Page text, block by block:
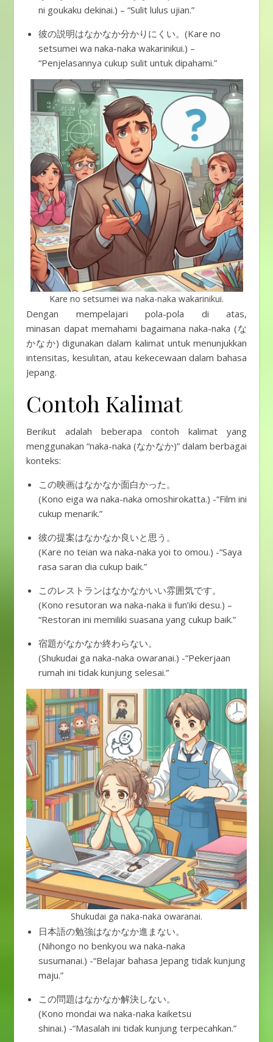
ni goukaku dekinai.) – “Sulit lulus ujian.”
彼の説明はなかなか分かりにくい。(Kare no
setsumei wa naka-naka wakarinikui.) –
“Penjelasannya cukup sulit untuk dipahami.”
Kare no setsumei wa naka-naka wakarinikui.
Dengan mempelajari pola-pola di atas,
minasan dapat memahami bagaimana naka-naka (な
かなか) digunakan dalam kalimat untuk menunjukkan
intensitas, kesulitan, atau kekecewaan dalam bahasa
Jepang.
Contoh Kalimat
Berikut adalah beberapa contoh kalimat yang
menggunakan “naka-naka (なかなか)” dalam berbagai
konteks:
この映画はなかなか面白かった。
(Kono eiga wa naka-naka omoshirokatta.) -“Film ini
cukup menarik.”
彼の提案はなかなか良いと思う。
(Kare no teian wa naka-naka yoi to omou.) -“Saya
rasa saran dia cukup baik.”
このレストランはなかなかいい雰囲気です。
(Kono resutoran wa naka-naka ii fun’iki desu.) –
“Restoran ini memiliki suasana yang cukup baik.”
宿題がなかなか終わらない。
(Shukudai ga naka-naka owaranai.) -“Pekerjaan
rumah ini tidak kunjung selesai.”
Shukudai ga naka-naka owaranai.
日本語の勉強はなかなか進まない。
(Nihongo no benkyou wa naka-naka
susumanai.) -“Belajar bahasa Jepang tidak kunjung
maju.”
この問題はなかなか解決しない。
(Kono mondai wa naka-naka kaiketsu
shinai.) -“Masalah ini tidak kunjung terpecahkan.”